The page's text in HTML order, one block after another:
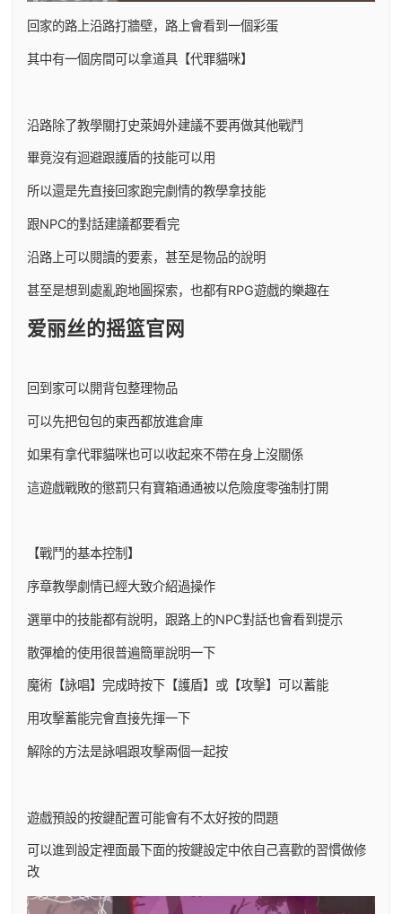
回家的路上沿路打牆壁，路上會看到一個彩蛋
其中有一個房間可以拿道具【代罪貓咪】
沿路除了教學關打史萊姆外建議不要再做其他戰鬥
畢竟沒有迴避跟護盾的技能可以用
所以還是先直接回家跑完劇情的教學拿技能
跟NPC的對話建議都要看完
沿路上可以閱讀的要素，甚至是物品的說明
甚至是想到處亂跑地圖探索，也都有RPG遊戲的樂趣在
爱丽丝的摇篮官网
回到家可以開背包整理物品
可以先把包包的東西都放進倉庫
如果有拿代罪貓咪也可以收起來不帶在身上沒關係
這遊戲戰敗的懲罰只有寶箱通通被以危險度零強制打開
【戰鬥的基本控制】
序章教學劇情已經大致介紹過操作
選單中的技能都有說明，跟路上的NPC對話也會看到提示
散彈槍的使用很普遍簡單說明一下
魔術【詠唱】完成時按下【護盾】或【攻擊】可以蓄能
用攻擊蓄能完會直接先揮一下
解除的方法是詠唱跟攻擊兩個一起按
遊戲預設的按鍵配置可能會有不太好按的問題
可以進到設定裡面最下面的按鍵設定中依自己喜歡的習慣做修
改